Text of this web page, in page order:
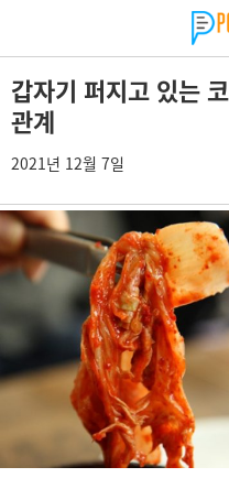
갑자기 퍼지고 있는
관계
2021년 12월 7일